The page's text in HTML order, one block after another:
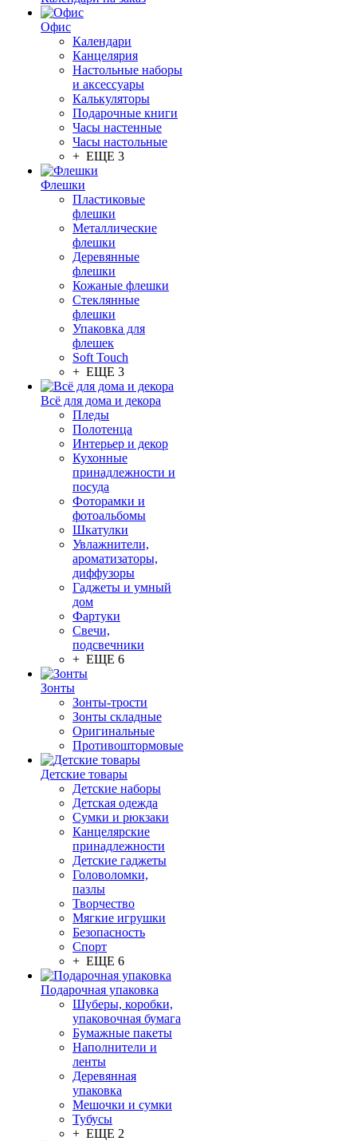
Офис
Календари
Канцелярия
Настольные наборы
и аксессуары
Калькуляторы
Подарочные книги
Часы настенные
Часы настольные
+ ЕЩЕ 3
Флешки
Пластиковые
флешки
Металлические
флешки
Деревянные
флешки
Кожаные флешки
Стеклянные
флешки
Упаковка для
флешек
Soft Touch
+ ЕЩЕ 3
Всё для дома и декора
Пледы
Полотенца
Интерьер и декор
Кухонные
принадлежности и
посуда
Фоторамки и
фотоальбомы
Шкатулки
Увлажнители,
ароматизаторы,
диффузоры
Гаджеты и умный
дом
Фартуки
Свечи,
подсвечники
+ ЕЩЕ 6
Зонты
Зонты-трости
Зонты складные
Оригинальные
Противоштормовые
Детские товары
Детские наборы
Детская одежда
Сумки и рюкзаки
Канцелярские
принадлежности
Детские гаджеты
Головоломки,
пазлы
Творчество
Мягкие игрушки
Безопасность
Спорт
+ ЕЩЕ 6
Подарочная упаковка
Шуберы, коробки,
упаковочная бумага
Бумажные пакеты
Наполнители и
ленты
Деревянная
упаковка
Мешочки и сумки
Тубусы
+ ЕЩЕ 2